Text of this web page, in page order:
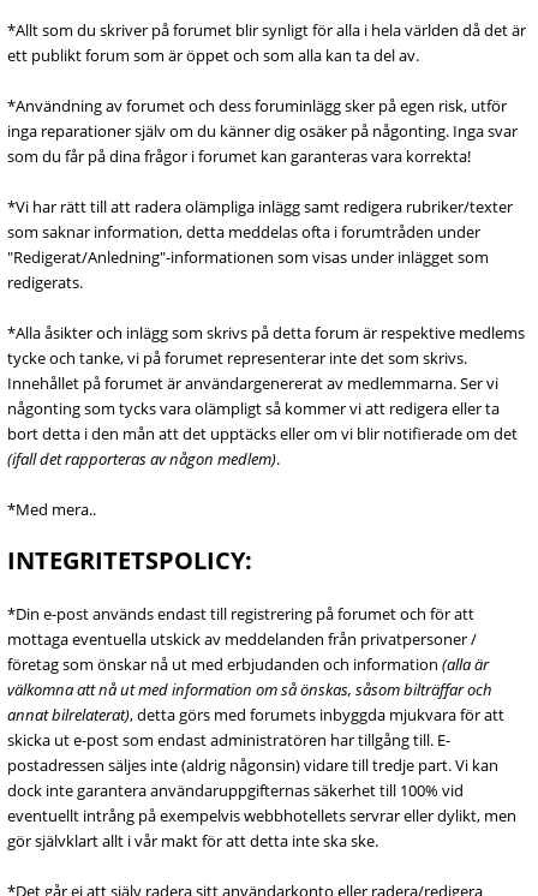
*Allt som du skriver på forumet blir synligt för alla i hela världen då det är
ett publikt forum som är öppet och som alla kan ta del av.
*Användning av forumet och dess foruminlägg sker på egen risk, utför
inga reparationer själv om du känner dig osäker på någonting. Inga svar
som du får på dina frågor i forumet kan garanteras vara korrekta!
*Vi har rätt till att radera olämpliga inlägg samt redigera rubriker/texter
som saknar information, detta meddelas ofta i forumtråden under
"Redigerat/Anledning"-informationen som visas under inlägget som
redigerats.
*Alla åsikter och inlägg som skrivs på detta forum är respektive medlems
tycke och tanke, vi på forumet representerar inte det som skrivs.
Innehållet på forumet är användargenererat av medlemmarna. Ser vi
någonting som tycks vara olämpligt så kommer vi att redigera eller ta
bort detta i den mån att det upptäcks eller om vi blir notifierade om det
(ifall det rapporteras av någon medlem).
*Med mera..
INTEGRITETSPOLICY:
*Din e-post används endast till registrering på forumet och för att
mottaga eventuella utskick av meddelanden från privatpersoner /
företag som önskar nå ut med erbjudanden och information (alla är
välkomna att nå ut med information om så önskas, såsom bilträffar och
annat bilrelaterat), detta görs med forumets inbyggda mjukvara för att
skicka ut e-post som endast administratören har tillgång till. E-
postadressen säljes inte (aldrig någonsin) vidare till tredje part. Vi kan
dock inte garantera användaruppgifternas säkerhet till 100% vid
eventuellt intrång på exempelvis webbhotellets servrar eller dylikt, men
gör självklart allt i vår makt för att detta inte ska ske.
*Det går ej att själv radera sitt användarkonto eller radera/redigera